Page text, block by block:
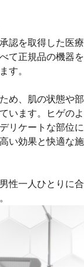
認を取得した医療
て正規品の機器を
す。
め、
肌の状態や部
います。ヒゲのよ
リケートな部位に
い効果と快適な施
性一人ひとりに合